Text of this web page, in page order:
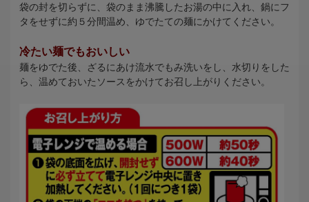
袋の封を切らずに、袋のまま沸騰したお湯の中に入れ、鍋にフ
タをせずに約５分間温め、ゆでたての麺にかけてください。
冷たい麺でもおいしい
麺をゆでた後、ざるにあけ流水でもみ洗いをし、水切りをした
ら、温めておいたソースをかけてお召し上がりください。